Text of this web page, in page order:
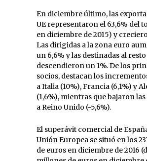
En diciembre último, las
UE representaron el 63,6% del
en diciembre de 2015) y
Las dirigidas a la zona euro
un 6,6% y las destinadas al resto
descendieron un 1%. De los
socios, destacan los
a Italia (10%), Francia (6,1%) y
(1,6%), mientras que bajaron
a Reino Unido (-5,6%).
El superávit comercial de
Unión Europea se situó en los
de euros en diciembre de 2016